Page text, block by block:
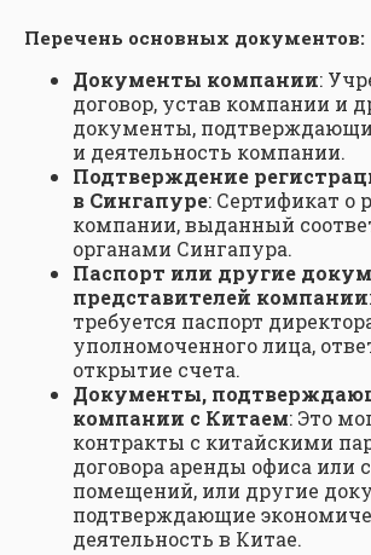
Перечень основных документов:
Документы компании:
договор, устав компании и
документы,
и деятельность компании.
Подтверждение
в Сингапуре: Сертификат о
компании, выданный
органами Сингапура.
Паспорт или другие
представителей компании
требуется паспорт
уполномоченного лица,
открытие счета.
Документы,
компании с Китаем: Это
контракты с китайскими
договора аренды офиса или
помещений, или другие
подтверждающие
деятельность в Китае.